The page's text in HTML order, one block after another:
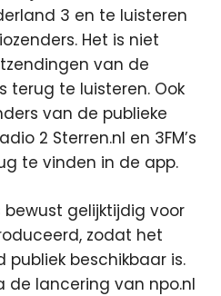
3 en te luisteren
Het is niet
van de
terug te luisteren. Ook
van de publieke
2 Sterren.nl en 3FM’s
te vinden in de app.
bewust gelijktijdig voor
zodat het
beschikbaar is.
de lancering van npo.nl